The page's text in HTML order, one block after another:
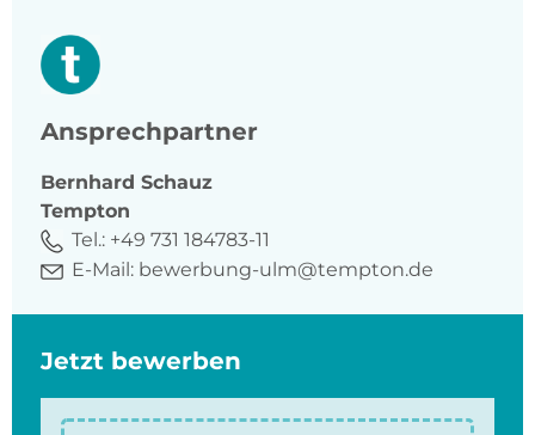
Ansprechpartner
Bernhard Schauz
Tempton
Tel.: +49 731 184783-11
E-Mail: bewerbung-ulm@tempton.de
Jetzt bewerben